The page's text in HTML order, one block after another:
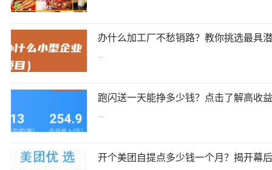
...
...